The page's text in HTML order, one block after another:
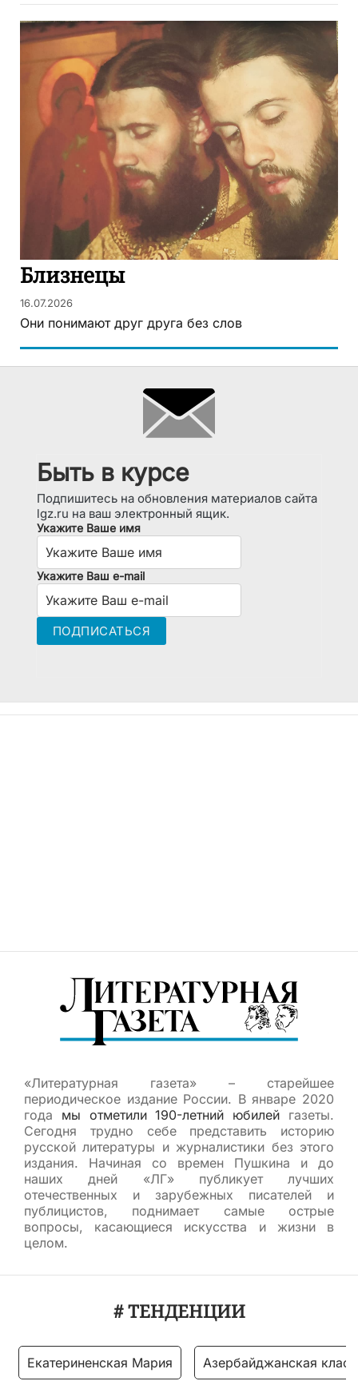
Близнецы
16.07.2026
Они понимают друг друга без слов
Быть в курсе
Подпишитесь на обновления материалов сайта
lgz.ru на ваш электронный ящик.
Укажите Ваше имя
Укажите Ваш e-mail
«Литературная газета» – старейшее
периодическое издание России. В январе 2020
года мы отметили 190-летний юбилей газеты.
Сегодня трудно себе представить историю
русской литературы и журналистики без этого
издания. Начиная со времен Пушкина и до
наших дней «ЛГ» публикует лучших
отечественных и зарубежных писателей и
публицистов, поднимает самые острые
вопросы, касающиеся искусства и жизни в
целом.
# ТЕНДЕНЦИИ
Екатериненская Мария Азербайджанская